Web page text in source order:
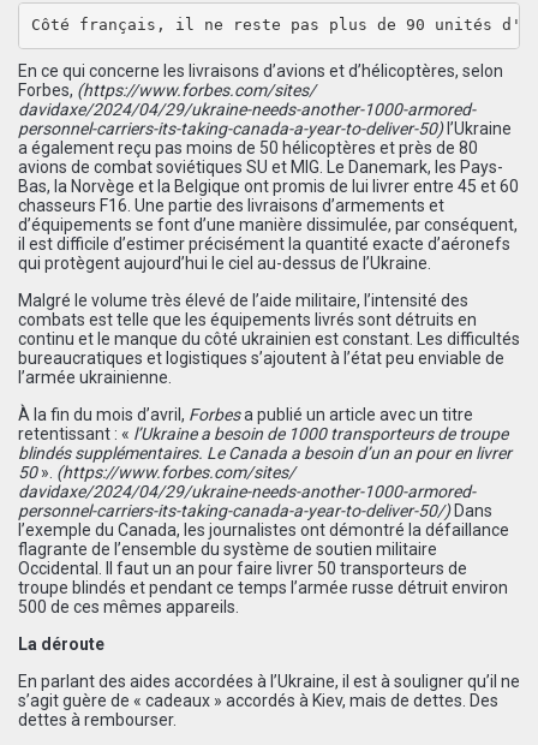
Côté français, il ne reste pas plus de 90 unités
En ce qui concerne les livraisons d’avions et d’hélicoptères, selon
Forbes, (https://www.forbes.com/sites/
davidaxe/2024/04/29/ukraine-needs-another-1000-armored-
personnel-carriers-its-taking-canada-a-year-to-deliver-50)l’Ukraine
a également reçu pas moins de 50 hélicoptères et près de 80
avions de combat soviétiques SU et MIG. Le Danemark, les Pays-
Bas, la Norvège et la Belgique ont promis de lui livrer entre 45 et 60
chasseurs F16. Une partie des livraisons d’armements et
d’équipements se font d’une manière dissimulée, par conséquent,
il est difficile d’estimer précisément la quantité exacte d’aéronefs
qui protègent aujourd’hui le ciel au-dessus de l’Ukraine.
Malgré le volume très élevé de l’aide militaire, l’intensité des
combats est telle que les équipements livrés sont détruits en
continu et le manque du côté ukrainien est constant. Les difficultés
bureaucratiques et logistiques s’ajoutent à l’état peu enviable de
l’armée ukrainienne.
À la fin du mois d’avril, Forbesa publié un article avec un titre
retentissant : « l’Ukraine a besoin de 1000transporteurs de troupe
blindés supplémentaires. Le Canada a besoin d’un an pour en livrer
50». (https://www.forbes.com/sites/
davidaxe/2024/04/29/ukraine-needs-another-1000-armored-
personnel-carriers-its-taking-canada-a-year-to-deliver-50/) Dans
l’exemple du Canada, les journalistes ont démontré la défaillance
flagrante de l’ensemble du système de soutien militaire
Occidental. Il faut un an pour faire livrer 50 transporteurs de
troupe blindés et pendant ce temps l’armée russe détruit environ
500 de ces mêmes appareils.
La déroute
En parlant des aides accordées à l’Ukraine, il est à souligner qu’il ne
s’agit guère de « cadeaux » accordés à Kiev, mais de dettes. Des
dettes à rembourser.